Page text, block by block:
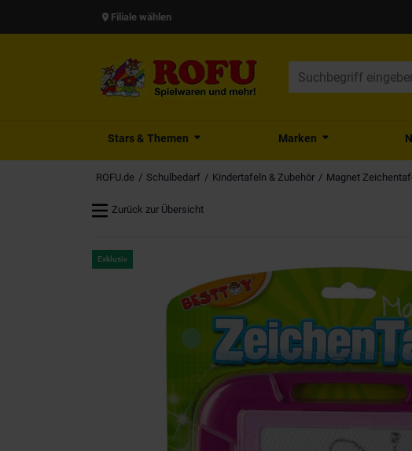
Filiale wählen
Stars & Themen Marken
ROFU.de Schulbedarf Kindertafeln & Zubehör Magnet
Zurück zur Übersicht
Exklusiv